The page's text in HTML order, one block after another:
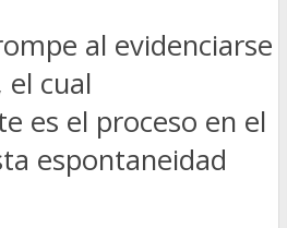
al evidenciarse
cual
es el proceso en el
espontaneidad